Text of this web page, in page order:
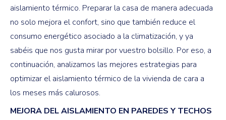
aislamiento térmico. Preparar la casa de manera adecuada
no solo mejora el confort, sino que también reduce el
consumo energético asociado a la climatización, y ya
sabéis que nos gusta mirar por vuestro bolsillo. Por eso, a
continuación, analizamos las mejores estrategias para
optimizar el aislamiento térmico de la vivienda de cara a
los meses más calurosos.
MEJORA DEL AISLAMIENTO EN PAREDES Y TECHOS